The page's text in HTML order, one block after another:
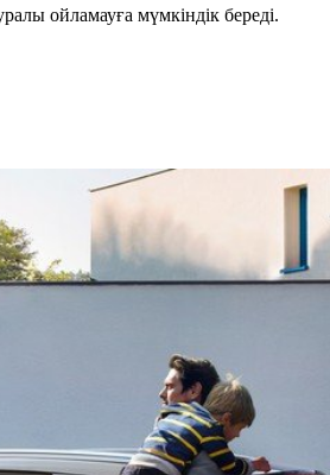
ойламауға мүмкіндік береді.